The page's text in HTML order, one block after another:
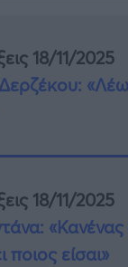
18/11/2025
18/11/2025
«Κανένας
ποιος είσαι»